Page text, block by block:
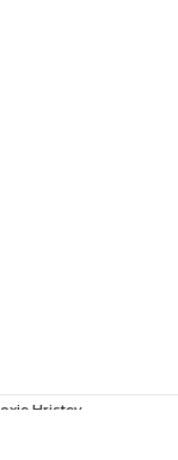
Hristev.